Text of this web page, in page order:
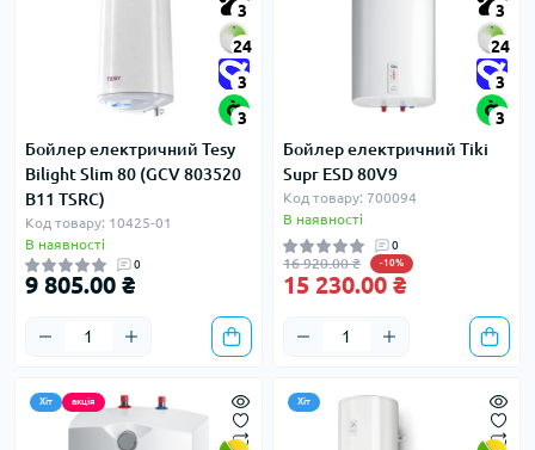
3
24
3
3
Бойлер електричний Tesy
Bilight Slim 80 (GCV 803520
B11 TSRC)
Код товару: 10425-01
В наявності
0
9 805.00 ₴
3
24
3
3
Бойлер електричний Tiki
Supr ESD 80V9
Код товару: 700094
В наявності
0
16 920.00 ₴ -10%
15 230.00 ₴
Хіт акція Хіт